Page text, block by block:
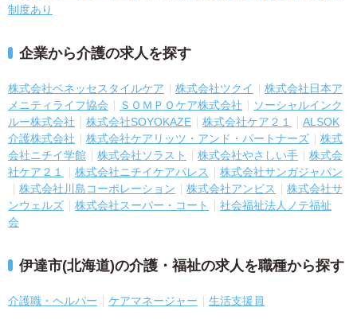
制度あり
企業から介護の求人を探す
株式会社ベネッセスタイルケア 株式会社ツクイ
株式会社日本ア
メニティライフ協会
ＳＯＭＰＯケア株式会社
ソーシャルインク
ルー株式会社
株式会社SOYOKAZE 株式会社ケア２１
ALSOK
介護株式会社
株式会社ケアリッツ・アンド・パートナーズ
株式
会社ニチイ学館
株式会社ソラスト 株式会社やさしい手
株式会
社ケア２１
株式会社ニチイケアパレス
株式会社サンガジャパン
株式会社川島コーポレーション
株式会社アンビス
株式会社サ
ンウェルズ
株式会社スーパー・コート
社会福祉法人ノテ福祉
会
伊達市(北海道)の介護・福祉の求人を職種から探す
介護職・ヘルパー ケアマネージャー 生活支援員